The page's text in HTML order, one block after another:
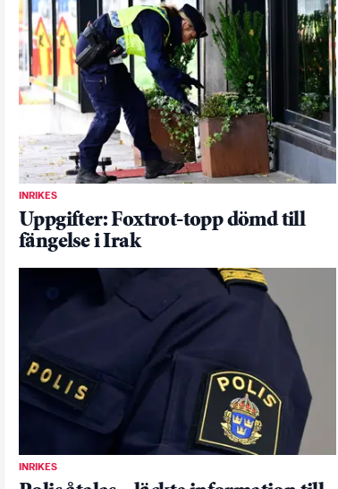
INRIKES
Uppgifter: Foxtrot-topp dömd till
fängelse i Irak
INRIKES